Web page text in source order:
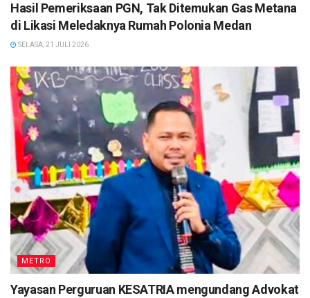
Hasil Pemeriksaan PGN, Tak Ditemukan Gas Metana
di Likasi Meledaknya Rumah Polonia Medan
SELASA, 21 JULI 2026
METRO
Yayasan Perguruan KESATRIA mengundang Advokat